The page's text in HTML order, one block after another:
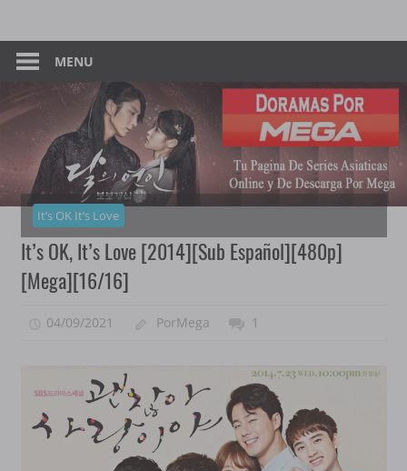
content
Dorama
–
Por
Mega
Pagina
Descarga
Por
Mega
MENU
It’s OK It’s Love
It’s OK, It’s Love [2014][Sub Español][480p]
[Mega][16/16]
04/09/2021 PorMega 1